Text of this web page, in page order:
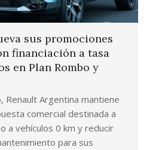
sus promociones
financiación a tasa
en Plan Rombo y
Renault Argentina mantiene
comercial destinada a
a vehículos 0 km y reducir
para sus